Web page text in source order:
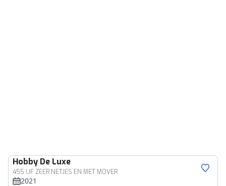
Hobby De Luxe
455 UF ZEER NETJES EN MET MOVER
2021